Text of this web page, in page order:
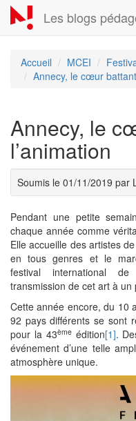
Aller
au
contenu
Les blogs
Accueil MCEI
Annecy, le cœur
Annecy, le
l’animation
Soumis le 01/11/2019 par
Pendant une petite
chaque année comme
Elle accueille des artistes
en tous genres et le
festival international de
transmission de cet art à
Cette année encore, du 10
92 pays différents se sont
pour la 43èmeédition[1].
événement d’une telle
atmosphère unique.